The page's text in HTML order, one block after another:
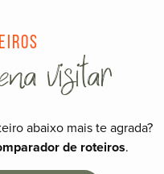
visitar
abaixo mais te agrada?
de roteiros.